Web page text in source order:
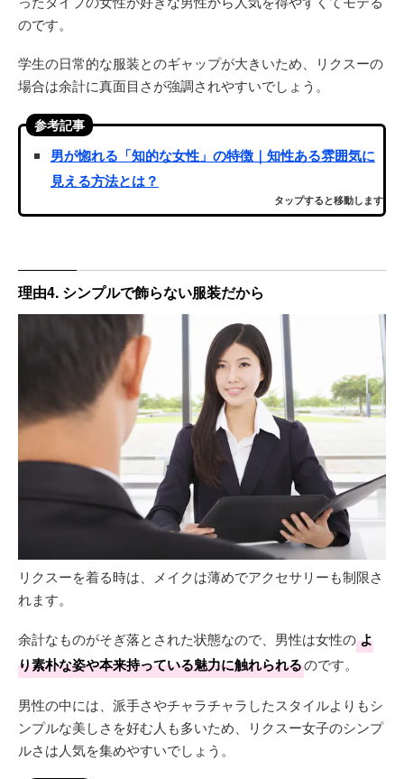
のです。
学生の日常的な服装とのギャップが大きいため、リクスーの
場合は余計に真面目さが強調されやすいでしょう。
参考記事
男が惚れる「知的な女性」の特徴｜知性ある雰囲気に
見える方法とは？
タップすると移動します
理由4. シンプルで飾らない服装だから
リクスーを着る時は、メイクは薄めでアクセサリーも制限さ
れます。
余計なものがそぎ落とされた状態なので、男性は女性のよ
り素朴な姿や本来持っている魅力に触れられるのです。
男性の中には、派手さやチャラチャラしたスタイルよりもシ
ンプルな美しさを好む人も多いため、リクスー女子のシンプ
ルさは人気を集めやすいでしょう。